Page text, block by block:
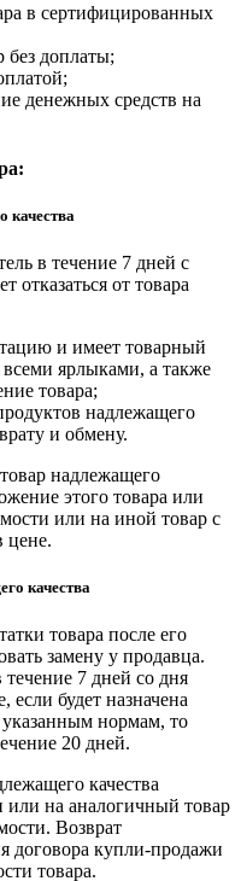
в сертифицированных
без доплаты;
денежных средств на
качества
в течение 7 дней с
отказаться от товара
и имеет товарный
всеми ярлыками, а также
товара;
надлежащего
и обмену.
надлежащего
этого товара или
или на иной товар с
цене.
качества
товара после его
замену у продавца.
7 дней со дня
если будет назначена
указанным нормам, то
20 дней.
качества
или на аналогичный товар
Возврат
договора купли-продажи
товара.